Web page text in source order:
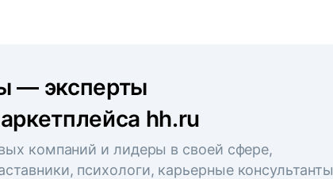
— эксперты
hh.ru
компаний и лидеры в своей сфере,
психологи, карьерные консультанты